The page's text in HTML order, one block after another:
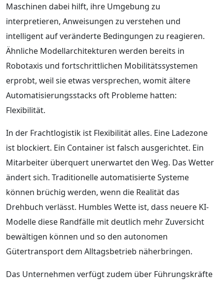
Maschinen dabei hilft, ihre Umgebung zu
interpretieren, Anweisungen zu verstehen und
intelligent auf veränderte Bedingungen zu reagieren.
Ähnliche Modellarchitekturen werden bereits in
Robotaxis und fortschrittlichen Mobilitätssystemen
erprobt, weil sie etwas versprechen, womit ältere
Automatisierungsstacks oft Probleme hatten:
Flexibilität.
In der Frachtlogistik ist Flexibilität alles. Eine Ladezone
ist blockiert. Ein Container ist falsch ausgerichtet. Ein
Mitarbeiter überquert unerwartet den Weg. Das Wetter
ändert sich. Traditionelle automatisierte Systeme
können brüchig werden, wenn die Realität das
Drehbuch verlässt. Humbles Wette ist, dass neuere KI-
Modelle diese Randfälle mit deutlich mehr Zuversicht
bewältigen können und so den autonomen
Gütertransport dem Alltagsbetrieb näherbringen.
Das Unternehmen verfügt zudem über Führungskräfte